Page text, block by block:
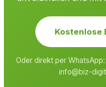
Kostenlose
Oder direkt per WhatsApp:
info@biz-